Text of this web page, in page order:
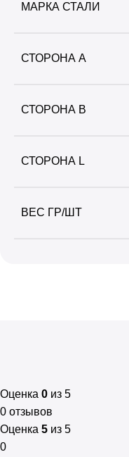
МАРКА СТАЛИ
СТОРОНА А
СТОРОНА B
СТОРОНА L
ВЕС ГР/ШТ
Оценка 0 из 5
0 отзывов
Оценка 5 из 5
0